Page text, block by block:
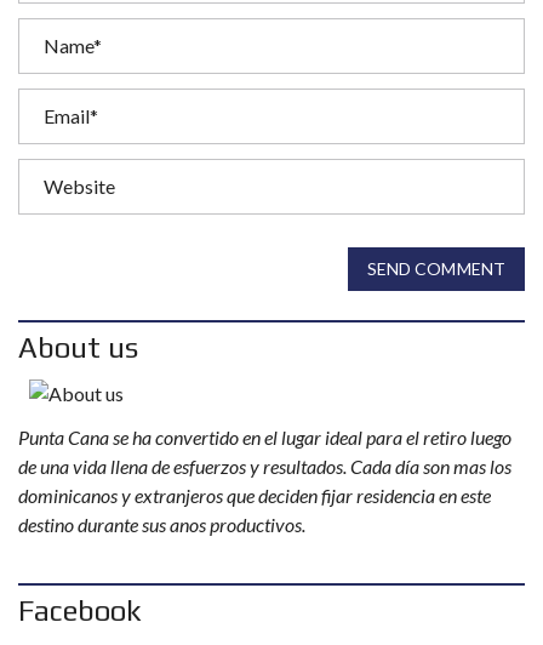
SEND COMMENT
About us
Punta Cana se ha convertido en el lugar ideal para el retiro luego
de una vida llena de esfuerzos y resultados. Cada día son mas los
dominicanos y extranjeros que deciden fijar residencia en este
destino durante sus anos productivos.
Facebook